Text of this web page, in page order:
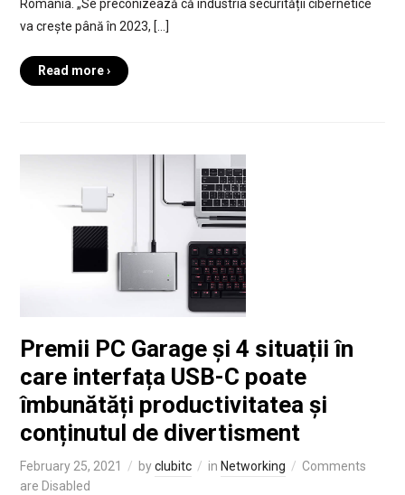
România. „Se preconizează că industria securității cibernetice
va crește până în 2023, […]
Read more ›
Premii PC Garage și 4 situații în
care interfața USB-C poate
îmbunătăți productivitatea și
conținutul de divertisment
February 25, 2021 byclubitc in Networking
Comments
are Disabled